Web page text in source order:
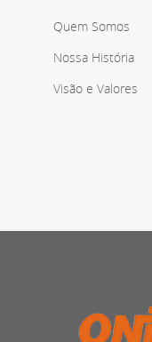
Quem Somos
Nossa História
Visão e Valores